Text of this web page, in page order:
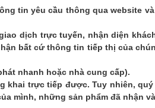
tin yêu cầu thông qua website
dịch trực tuyến, nhận diện
bất cứ thông tin tiếp thị của
nhanh hoặc nhà cung cấp).
trực tiếp được. Tuy nhiên,
mình, những sản phẩm đã nhận